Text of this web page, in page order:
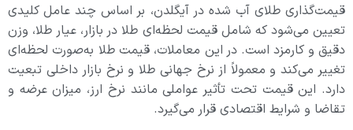
قیمت‌گذاری طلای آب شده در آیگلدن، بر اساس چند عامل کلیدی
تعیین می‌شود که شامل قیمت لحظه‌ای طلا در بازار، عیار طلا، وزن
دقیق و کارمزد است. در این معاملات، قیمت طلا به‌صورت لحظه‌ای
تغییر می‌کند و معمولاً از نرخ جهانی طلا و نرخ بازار داخلی تبعیت
دارد. این قیمت تحت تأثیر عواملی مانند نرخ ارز، میزان عرضه و
تقاضا و شرایط اقتصادی قرار می‌گیرد.